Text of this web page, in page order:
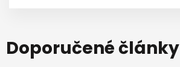
Doporučené články